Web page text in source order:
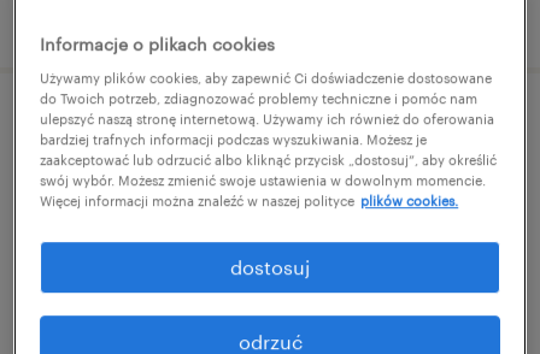
młodszy_a specjalista_tka ds. kadr
warszawa, mazowieckie
Informacje o plikach cookies
Używamy plików cookies, aby zapewnić Ci doświadczenie dostosowane
do Twoich potrzeb, zdiagnozować problemy techniczne i pomóc nam
ulepszyć naszą stronę internetową. Używamy ich również do oferowania
bardziej trafnych informacji podczas wyszukiwania. Możesz je
zaakceptować lub odrzucić albo kliknąć przycisk „dostosuj”, aby określić
swój wybór. Możesz zmienić swoje ustawienia w dowolnym momencie.
Więcej informacji można znaleźć w naszej polityce plików cookies.
odrzuć
dostosuj